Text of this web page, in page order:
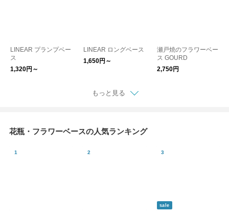
LINEAR プランプベー
ス
1,320円～
LINEAR ロングベース
1,650円～
瀬戸焼のフラワーベー
ス GOURD
2,750円
もっと見る
花瓶・フラワーベースの人気ランキング
sale